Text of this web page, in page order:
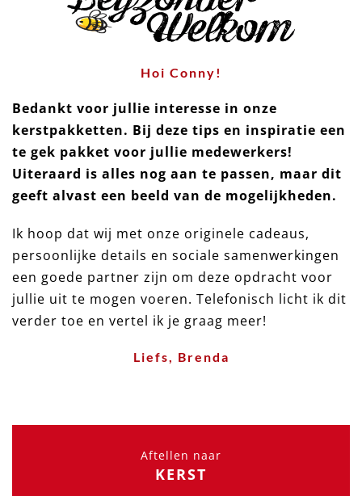
Hoi Conny!
Bedankt voor jullie interesse in onze
kerstpakketten. Bij deze tips en inspiratie een
te gek pakket voor jullie medewerkers!
Uiteraard is alles nog aan te passen, maar dit
geeft alvast een beeld van de mogelijkheden.
Ik hoop dat wij met onze originele cadeaus,
persoonlijke details en sociale samenwerkingen
een goede partner zijn om deze opdracht voor
jullie uit te mogen voeren. Telefonisch licht ik dit
verder toe en vertel ik je graag meer!
Liefs, Brenda
Aftellen naar
KERST